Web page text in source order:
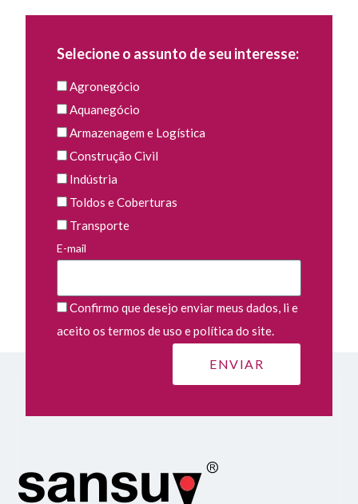
Selecione o assunto de seu interesse:
Agronegócio
Aquanegócio
Armazenagem e Logística
Construção Civil
Indústria
Toldos e Coberturas
Transporte
E-mail
Confirmo que desejo enviar meus dados, li e
aceito os termos de uso e política do site.